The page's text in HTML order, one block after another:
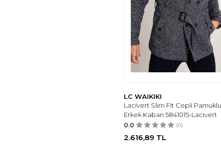
LC WAIKIKI
Lacivert Slim Fit Cepli
Erkek Kaban 5841015-Lacivert
0.0 (0)
2.616,89 TL